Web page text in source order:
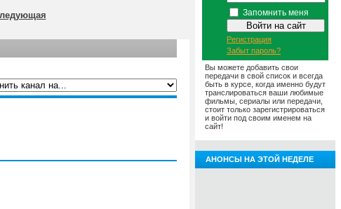
Запомнить меня
Регистрация
Забыт пароль?
Вы можете добавить свои
передачи в свой список и всегда
быть в курсе, когда именно будут
транслироваться ваши любимые
фильмы, сериалы или передачи,
стоит только зарегистрироваться
и войти под своим именем на
сайт!
АНОНСЫ НА ЭТОЙ НЕДЕЛЕ